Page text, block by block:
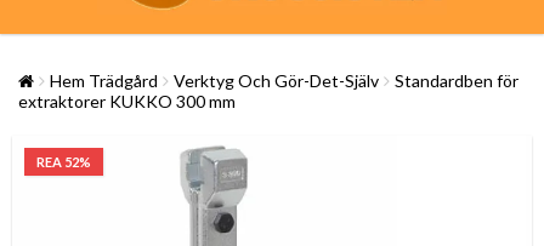
Hem Trädgård Verktyg Och Gör-Det-Själv
Standardben för
extraktorer KUKKO 300 mm
REA 52%